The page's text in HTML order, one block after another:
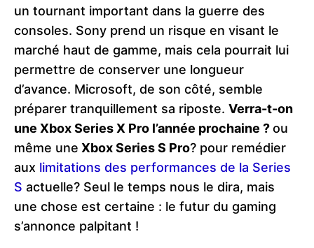
un tournant important dans la guerre des
consoles. Sony prend un risque en visant le
marché haut de gamme, mais cela pourrait lui
permettre de conserver une longueur
d’avance. Microsoft, de son côté, semble
préparer tranquillement sa riposte. Verra-t-on
une Xbox Series X Pro l’année prochaine ?ou
même une Xbox Series S Pro? pour remédier
aux limitations des performances de la Series
S actuelle? Seul le temps nous le dira, mais
une chose est certaine : le futur du gaming
s’annonce palpitant !